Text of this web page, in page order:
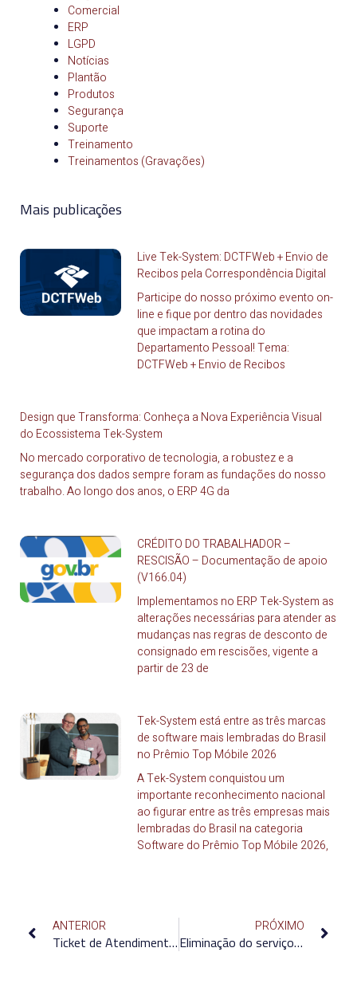
Comercial
ERP
LGPD
Notícias
Plantão
Produtos
Segurança
Suporte
Treinamento
Treinamentos (Gravações)
Mais publicações
Live Tek-System: DCTFWeb + Envio de
Recibos pela Correspondência Digital
Participe do nosso próximo evento on-
line e fique por dentro das novidades
que impactam a rotina do
Departamento Pessoal! Tema:
DCTFWeb + Envio de Recibos
Design que Transforma: Conheça a Nova Experiência Visual
do Ecossistema Tek-System
No mercado corporativo de tecnologia, a robustez e a
segurança dos dados sempre foram as fundações do nosso
trabalho. Ao longo dos anos, o ERP 4G da
CRÉDITO DO TRABALHADOR –
RESCISÃO – Documentação de apoio
(V166.04)
Implementamos no ERP Tek-System as
alterações necessárias para atender as
mudanças nas regras de desconto de
consignado em rescisões, vigente a
partir de 23 de
Tek-System está entre as três marcas
de software mais lembradas do Brasil
no Prêmio Top Móbile 2026
A Tek-System conquistou um
importante reconhecimento nacional
ao figurar entre as três empresas mais
lembradas do Brasil na categoria
Software do Prêmio Top Móbile 2026,
ANTERIOR
Ticket de Atendimento Tek-System
PRÓXIMO
Eliminação do serviço de Inutilização de CTe: O que fazer?